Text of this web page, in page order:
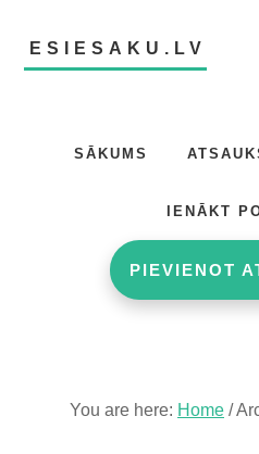
main
footerESIESAKU.LV
SĀKUMS
IENĀKT
PIEVIENOT
You are here: Home /